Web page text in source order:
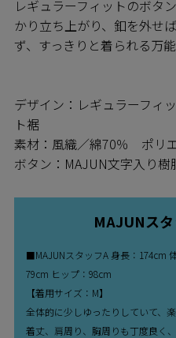
レギュラーフィットのボタ
かり立ち上がり、釦を外せ
ず、すっきりと着られる万能
デザイン：レギュラーフィ
ト裾
素材：風織／綿70％ ポリ
ボタン：MAJUN文字入り樹
MAJUNス
■MAJUNスタッフA 身長：174cm
79cm ヒップ：98cm
【着用サイズ：M】
全体的に少しゆったりしていて、
着丈、肩周り、胸周りも丁度良く